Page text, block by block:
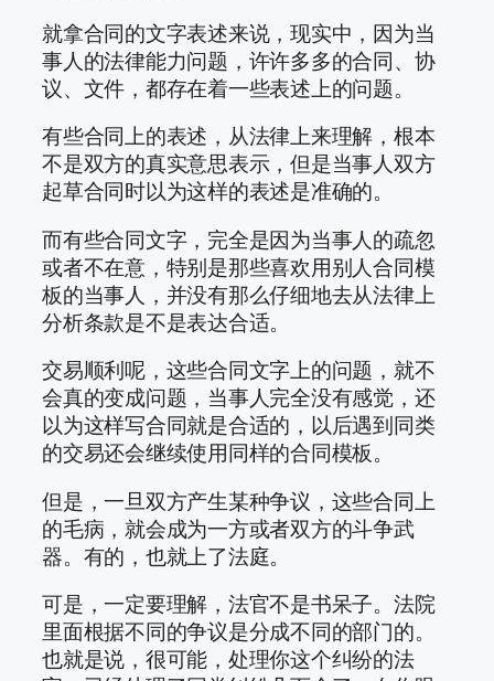
就拿合同的文字表述来说，现实中，因为当
事人的法律能力问题，许许多多的合同、协
议、文件，都存在着一些表述上的问题。
有些合同上的表述，从法律上来理解，根本
不是双方的真实意思表示，但是当事人双方
起草合同时以为这样的表述是准确的。
而有些合同文字，完全是因为当事人的疏忽
或者不在意，特别是那些喜欢用别人合同模
板的当事人，并没有那么仔细地去从法律上
分析条款是不是表达合适。
交易顺利呢，这些合同文字上的问题，就不
会真的变成问题，当事人完全没有感觉，还
以为这样写合同就是合适的，以后遇到同类
的交易还会继续使用同样的合同模板。
但是，一旦双方产生某种争议，这些合同上
的毛病，就会成为一方或者双方的斗争武
器。有的，也就上了法庭。
可是，一定要理解，法官不是书呆子。法院
里面根据不同的争议是分成不同的部门的。
也就是说，很可能，处理你这个纠纷的法